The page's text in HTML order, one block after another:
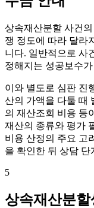
상속재산분할 사건
쟁 정도에 따라 달라
니다. 일반적으로 사
정해지는 성공보수
이와 별도로 심판 진
산의 가액을 다툴 때
의 재산조회 비용 등
재산의 종류와 평가
비용 산정의 주요 고
을 확인한 뒤 상담
5
상속재산분